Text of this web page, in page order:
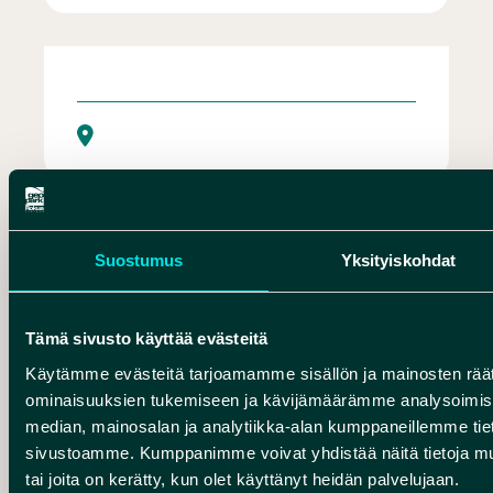
Suostumus Yksityiskohdat
Tämä sivusto käyttää evästeitä
Käytämme evästeitä tarjoamamme sisällön ja mainosten
ominaisuuksien tukemiseen ja kävijämäärämme
median, mainosalan ja analytiikka-alan kumppaneillemme
sivustoamme. Kumppanimme voivat yhdistää näitä tietoja
tai joita on kerätty, kun olet käyttänyt heidän palvelujaan.
Kankarin Isokivi